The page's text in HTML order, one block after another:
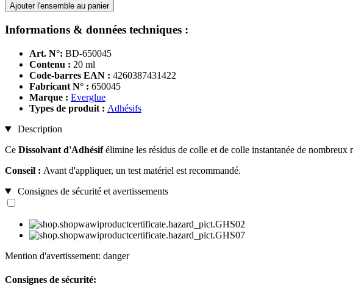
Ajouter l'ensemble au panier
Informations & données techniques :
Art. N°: BD-650045
Contenu : 20 ml
Code-barres EAN : 4260387431422
Fabricant N° : 650045
Marque : Everglue
Types de produit : Adhésifs
Description
Ce Dissolvant d'Adhésifélimine les résidus de colle et de colle instantanée de
Conseil : Avant d'appliquer, un test matériel est recommandé.
Consignes de sécurité et avertissements
Mention d'avertissement: danger
Consignes de sécurité: